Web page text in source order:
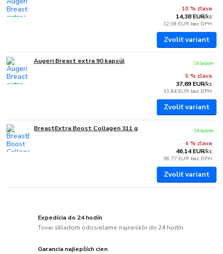
10 % zľava
14,38 EUR/ks
12,08 EUR bez DPH
Zvoliť variant
Augeri Breast extra 90 kapsúl
5 % zľava
37,89 EUR/ks
31,84 EUR bez DPH
Skladom
Zvoliť variant
BreastExtra Boost Collagen 311 g
4 % zľava
46,14 EUR/ks
38,77 EUR bez DPH
Skladom
Zvoliť variant
Expedícia do 24 hodín
Tovar skladom odosielame najneskôr do 24 hodín.
Garancia najlepších cien